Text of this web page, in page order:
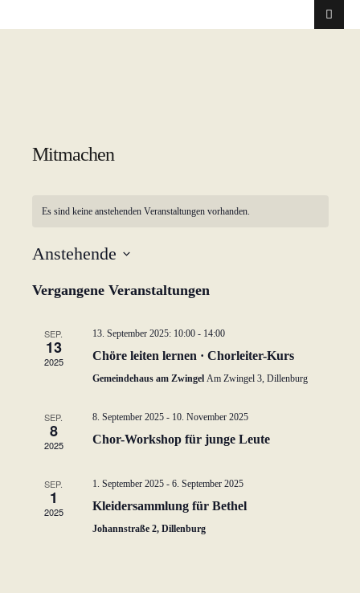
Mitmachen
Es sind keine anstehenden Veranstaltungen vorhanden.
Anstehende
a
Vergangene Veranstaltungen
SEP.
13
2025
13. September 2025: 10:00- 14:00
Chöre leiten lernen · Chorleiter-Kurs
Gemeindehaus am Zwingel Am Zwingel 3, Dillenburg
SEP.
8
2025
8. September 2025- 10. November 2025
Chor-Workshop für junge Leute
SEP.
1
2025
1. September 2025- 6. September 2025
Kleidersammlung für Bethel
Johannstraße 2, Dillenburg